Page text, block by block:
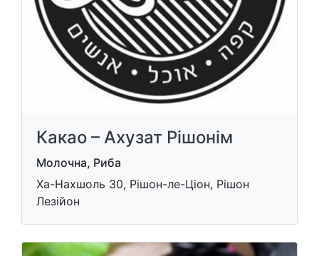
Какао – Ахузат Рішонім
Молочна, Риба
Ха-Нахшоль 30, Рішон-ле-Ціон, Рішон
Лезійон